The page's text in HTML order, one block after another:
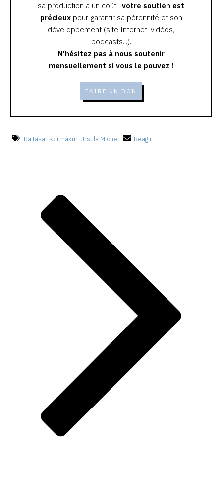
sa production a un coût : votre soutien est
précieuxpour garantir sa pérennité et son
développement (site Internet, vidéos,
podcasts...).
N'hésitez pas à nous soutenir
mensuellement si vous le pouvez !
FAIRE UN DON
Baltasar Kormákur, Ursula Michel Réagir